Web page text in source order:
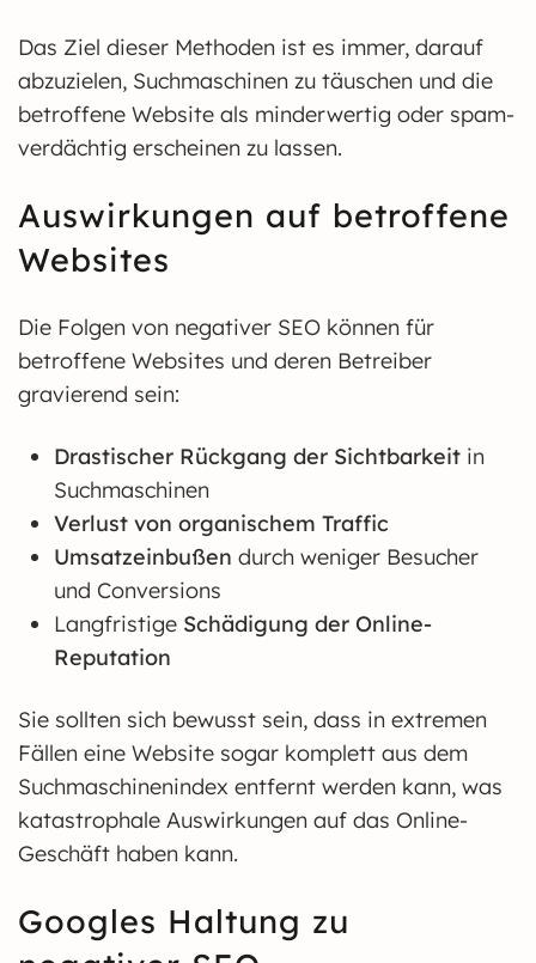
Das Ziel dieser Methoden ist es immer, darauf
abzuzielen, Suchmaschinen zu täuschen und die
betroffene Website als minderwertig oder spam-
verdächtig erscheinen zu lassen.
Auswirkungen auf betroffene
Websites
Die Folgen von negativer SEO können für
betroffene Websites und deren Betreiber
gravierend sein:
Drastischer Rückgang der Sichtbarkeit in
Suchmaschinen
Verlust von organischem Traffic
Umsatzeinbußen durch weniger Besucher
und Conversions
Langfristige Schädigung der Online-
Reputation
Sie sollten sich bewusst sein, dass in extremen
Fällen eine Website sogar komplett aus dem
Suchmaschinenindex entfernt werden kann, was
katastrophale Auswirkungen auf das Online-
Geschäft haben kann.
Googles Haltung zu